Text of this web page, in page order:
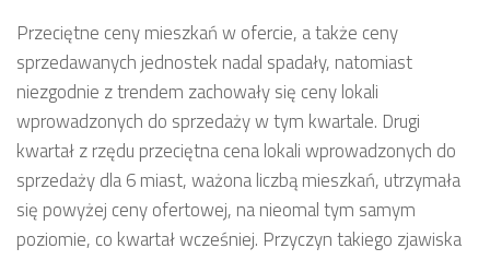
Przeciętne ceny mieszkań w ofercie, a także ceny
sprzedawanych jednostek nadal spadały, natomiast
niezgodnie z trendem zachowały się ceny lokali
wprowadzonych do sprzedaży w tym kwartale. Drugi
kwartał z rzędu przeciętna cena lokali wprowadzonych do
sprzedaży dla 6 miast, ważona liczbą mieszkań, utrzymała
się powyżej ceny ofertowej, na nieomal tym samym
poziomie, co kwartał wcześniej. Przyczyn takiego zjawiska